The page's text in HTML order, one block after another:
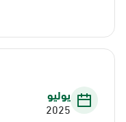
يوليو
2025